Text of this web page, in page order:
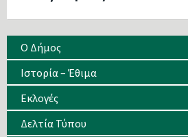
Ο Δήμος
Ιστορία – Έθιμα
Eκλογές
Δελτία Τύπου